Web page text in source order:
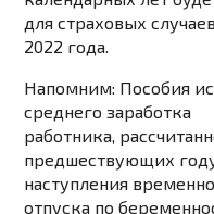
для страховых
2022 года.
Напомним: Пособия
среднего заработка
работника,
предшествующих
наступления
отпуска по